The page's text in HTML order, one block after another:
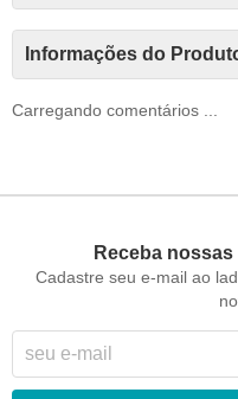
Informações do
Carregando comentários ...
Receba
Cadastre seu e-mail ao